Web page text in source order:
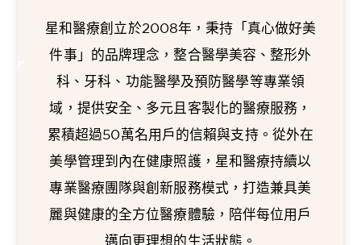
星和醫療創立於2008年，秉持「真心做好美
件事」的品牌理念，整合醫學美容、整形外
科、牙科、功能醫學及預防醫學等專業領
域，提供安全、多元且客製化的醫療服務，
累積超過50萬名用戶的信賴與支持。從外在
美學管理到內在健康照護，星和醫療持續以
專業醫療團隊與創新服務模式，打造兼具美
麗與健康的全方位醫療體驗，陪伴每位用戶
邁向更理想的生活狀態。